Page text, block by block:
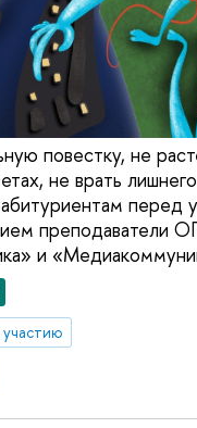
повестку, не
не врать
перед
преподаватели
и